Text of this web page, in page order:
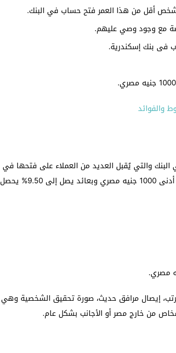
مع وجود وصي عليهم.
فى بنك إسكندرية.
والفوائد
والتي يُقبل العديد من العملاء على فتحها في
السنوات الماضية، ويتم فتح حساب توفير بلس بنك الاسكندرية بحد أدنى 1000 جنيه مصري وبعائد يصل إلى 9.50% يحصل
إيصال مرافق حديث، صورة تحقيق الشخصية وهي
من خارج مصر أو الأجانب بشكل عام.